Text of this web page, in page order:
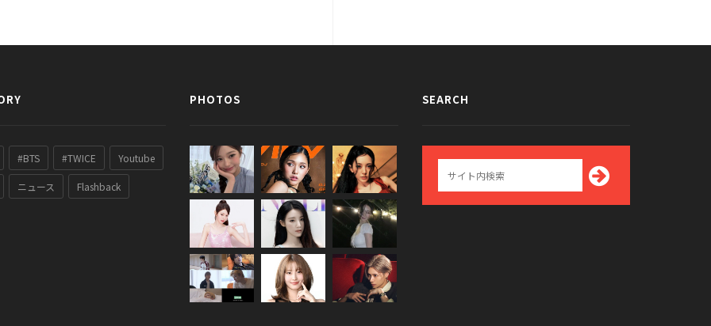
#BTS #TWICE Youtube
ニュース Flashback
PHOTOS SEARCH